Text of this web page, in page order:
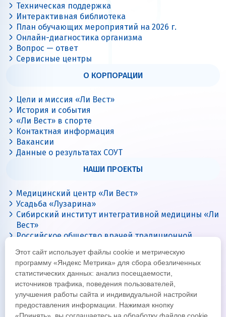
Техническая поддержка
Интерактивная библиотека
План обучающих мероприятий на 2026 г.
Онлайн-диагностика организма
Вопрос — ответ
Сервисные центры
О КОРПОРАЦИИ
Цели и миссия «Ли Вест»
История и события
«Ли Вест» в спорте
Контактная информация
Вакансии
Данные о результатах СОУТ
НАШИ ПРОЕКТЫ
Медицинский центр «Ли Вест»
Усадьба «Лузарина»
Сибирский институт интегративной медицины «Ли
Вест»
Российское общество врачей традиционной
Цигун с Ли Вест
Этот сайт использует файлы cookie и метрическую
программу «Яндекс Метрика» для сбора обезличенных
статистических данных: анализ посещаемости,
источников трафика, поведения пользователей,
улучшения работы сайта и индивидуальной настройки
предоставления информации. Нажимая кнопку